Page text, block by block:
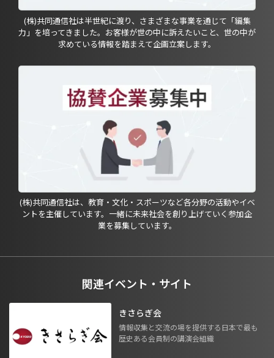
(株)共同通信社は半世紀に渡り、さまざまな事業を通じて「編集
力」を培ってきました。お客様が世の中に訴えたいこと、世の中が
求めている情報を踏まえて企画立案します。
(株)共同通信社は、教育・文化・スポーツなど各分野の活動やイベ
ントを主催しています。一緒に未来社会を創り上げていく参加企
業を募集しています。
関連イベント・サイト
きさらぎ会
情報収集と交流の場を提供する日本で最も
歴史ある会員制の講演会組織